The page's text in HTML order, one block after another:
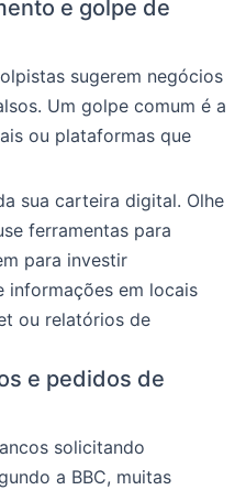
e golpe de
sugerem negócios
Um golpe comum é a
ou plataformas que
sua carteira digital. Olhe
ferramentas para
para investir
informações em locais
ou relatórios de
e pedidos de
solicitando
a BBC, muitas